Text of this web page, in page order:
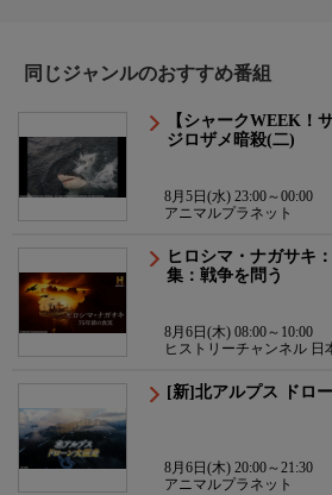
同じジャンルのおすすめ番組
【シャークWEEK！
ジロザメ暗殺(二)
8月5日(水) 23:00～00:00
アニマルプラネット
ヒロシマ・ナガサキ
集：戦争を問う
8月6日(木) 08:00～10:00
ヒストリーチャンネル 日
[新]北アルプス ドロ
8月6日(木) 20:00～21:30
アニマルプラネット